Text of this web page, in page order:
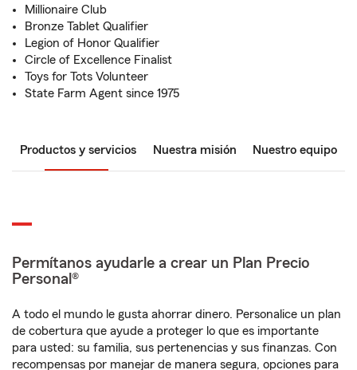
Millionaire Club
Bronze Tablet Qualifier
Legion of Honor Qualifier
Circle of Excellence Finalist
Toys for Tots Volunteer
State Farm Agent since 1975
Productos y servicios Nuestra misión Nuestro equipo
Permítanos ayudarle a crear un Plan Precio
Personal®
A todo el mundo le gusta ahorrar dinero. Personalice un plan
de cobertura que ayude a proteger lo que es importante
para usted: su familia, sus pertenencias y sus finanzas. Con
recompensas por manejar de manera segura, opciones para